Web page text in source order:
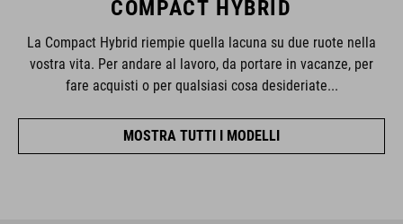
COMPACT HYBRID
La Compact Hybrid riempie quella lacuna su due ruote nella
vostra vita. Per andare al lavoro, da portare in vacanze, per
fare acquisti o per qualsiasi cosa desideriate...
MOSTRA TUTTI I MODELLI